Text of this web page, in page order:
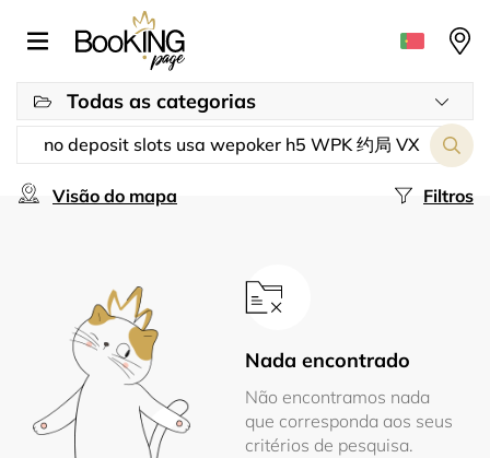
Todas as categorias
Filtros
Visão do mapa
Nada encontrado
Não encontramos nada
que corresponda aos seus
critérios de pesquisa.